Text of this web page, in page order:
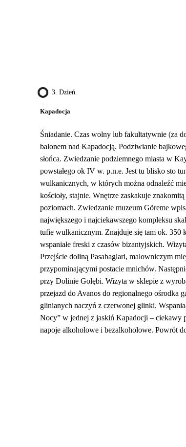
3. Dzień.
Kapadocja
Śniadanie. Czas wolny lub fakultatywnie (za
balonem nad Kapadocją. Podziwianie
słońca. Zwiedzanie podziemnego miasta w
powstałego ok IV w. p.n.e. Jest tu blisko sto
wulkanicznych, w których można odnaleźć
kościoły, stajnie. Wnętrze zaskakuje
poziomach. Zwiedzanie muzeum Göreme
największego i najciekawszego kompleksu
tufie wulkanicznym. Znajduje się tam ok. 350
wspaniałe freski z czasów bizantyjskich.
Przejście doliną Pasabaglari, malowniczym
przypominającymi postacie mnichów.
przy Dolinie Gołębi. Wizyta w sklepie z
przejazd do Avanos do regionalnego ośrodka
glinianych naczyń z czerwonej glinki.
Nocy” w jednej z jaskiń Kapadocji – ciekawy
napoje alkoholowe i bezalkoholowe. Powrót